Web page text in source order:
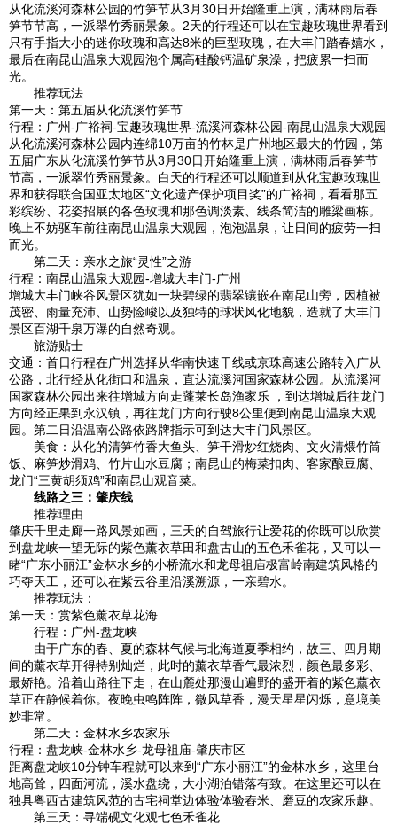
从化流溪河森林公园的竹笋节从3月30日开始隆重上演，满林雨后春
笋节节高，一派翠竹秀丽景象。2天的行程还可以在宝趣玫瑰世界看到
只有手指大小的迷你玫瑰和高达8米的巨型玫瑰，在大丰门踏春嬉水，
最后在南昆山温泉大观园泡个属高硅酸钙温矿泉澡，把疲累一扫而
光。
推荐玩法
第一天：第五届从化流溪竹笋节
行程：广州-广裕祠-宝趣玫瑰世界-流溪河森林公园-南昆山温泉大观园
从化流溪河森林公园内连绵10万亩的竹林是广州地区最大的竹园，第
五届广东从化流溪竹笋节从3月30日开始隆重上演，满林雨后春笋节
节高，一派翠竹秀丽景象。白天的行程还可以顺道到从化宝趣玫瑰世
界和获得联合国亚太地区“文化遗产保护项目奖”的广裕祠，看看那五
彩缤纷、花姿招展的各色玫瑰和那色调淡素、线条简洁的雕梁画栋。
晚上不妨驱车前往南昆山温泉大观园，泡泡温泉，让日间的疲劳一扫
而光。
第二天：亲水之旅“灵性”之游
行程：南昆山温泉大观园-增城大丰门-广州
增城大丰门峡谷风景区犹如一块碧绿的翡翠镶嵌在南昆山旁，因植被
茂密、雨量充沛、山势险峻以及独特的球状风化地貌，造就了大丰门
景区百湖千泉万瀑的自然奇观。
旅游贴士
交通：首日行程在广州选择从华南快速干线或京珠高速公路转入广从
公路，北行经从化街口和温泉，直达流溪河国家森林公园。从流溪河
国家森林公园出来往增城方向走蓬莱长岛渔家乐 ，到达增城后往龙门
方向经正果到永汉镇，再往龙门方向行驶8公里便到南昆山温泉大观
园。第二日沿温南公路依路牌指示可到达大丰门风景区。
美食：从化的清笋竹香大鱼头、笋干滑炒红烧肉、文火清煨竹筒
饭、麻笋炒滑鸡、竹片山水豆腐；南昆山的梅菜扣肉、客家酿豆腐、
龙门“三黄胡须鸡”和南昆山观音菜。
线路之三：肇庆线
推荐理由
肇庆千里走廊一路风景如画，三天的自驾旅行让爱花的你既可以欣赏
到盘龙峡一望无际的紫色薰衣草田和盘古山的五色禾雀花，又可以一
睹“广东小丽江”金林水乡的小桥流水和龙母祖庙极富岭南建筑风格的
巧夺天工，还可以在紫云谷里沿溪溯源，一亲碧水。
推荐玩法：
第一天：赏紫色薰衣草花海
行程：广州-盘龙峡
由于广东的春、夏的森林气候与北海道夏季相约，故三、四月期
间的薰衣草开得特别灿烂，此时的薰衣草香气最浓烈，颜色最多彩、
最娇艳。沿着山路往下走，在山麓处那漫山遍野的盛开着的紫色薰衣
草正在静候着你。夜晚虫鸣阵阵，微风草香，漫天星星闪烁，意境美
妙非常。
第二天：金林水乡农家乐
行程：盘龙峡-金林水乡-龙母祖庙-肇庆市区
距离盘龙峡10分钟车程就可以来到“广东小丽江”的金林水乡，这里台
地高耸，四面河流，溪水盘绕，大小湖泊错落有致。在这里还可以在
独具粤西古建筑风范的古宅祠堂边体验体验舂米、磨豆的农家乐趣。
第三天：寻端砚文化观七色禾雀花